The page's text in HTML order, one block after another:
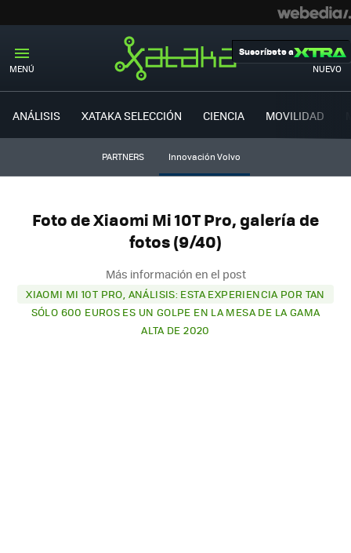
MENÚ NUEVO
Suscríbete a
ANÁLISIS XATAKA SELECCIÓN CIENCIA MOVILIDAD
PARTNERS Innovación Volvo
Foto de Xiaomi Mi 10T Pro, galería de
fotos (9/40)
Más información en el post
XIAOMI MI 10T PRO, ANÁLISIS: ESTA EXPERIENCIA POR TAN
SÓLO 600 EUROS ES UN GOLPE EN LA MESA DE LA GAMA
ALTA DE 2020